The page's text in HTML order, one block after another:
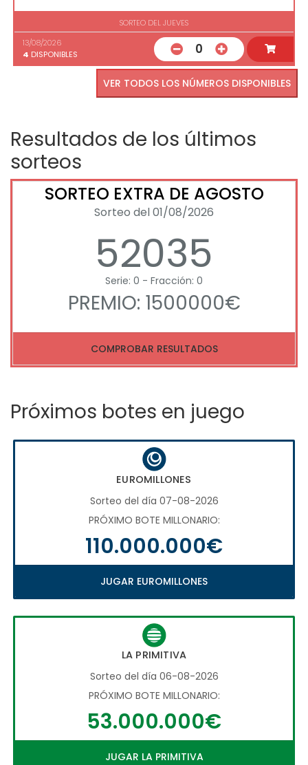
SORTEO DEL JUEVES
13/08/2026
4 DISPONIBLES 0
VER TODOS LOS NÚMEROS DISPONIBLES
Resultados de los últimos
sorteos
SORTEO EXTRA DE AGOSTO
Sorteo del 01/08/2026
52035
Serie: 0 - Fracción: 0
PREMIO: 1500000€
COMPROBAR RESULTADOS
Próximos botes en juego
EUROMILLONES
Sorteo del día 07-08-2026
PRÓXIMO BOTE MILLONARIO:
110.000.000€
JUGAR EUROMILLONES
LA PRIMITIVA
Sorteo del día 06-08-2026
PRÓXIMO BOTE MILLONARIO:
53.000.000€
JUGAR LA PRIMITIVA